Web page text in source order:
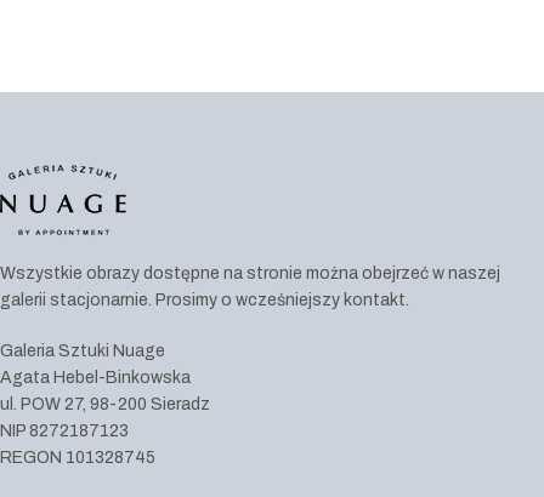
Wszystkie obrazy dostępne na stronie można obejrzeć w naszej
galerii stacjonarnie. Prosimy o wcześniejszy kontakt.
Galeria Sztuki Nuage
Agata Hebel-Binkowska
ul. POW 27, 98-200 Sieradz
NIP 8272187123
REGON 101328745